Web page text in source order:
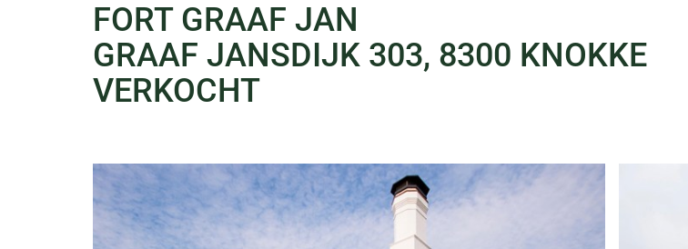
FORT GRAAF JAN
GRAAF JANSDIJK 303, 8300 KNOKKE
VERKOCHT